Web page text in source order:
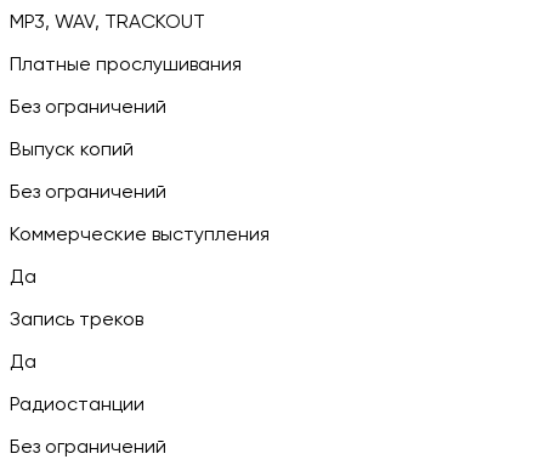
MP3, WAV, TRACKOUT
Платные прослушивания
Без ограничений
Выпуск копий
Без ограничений
Коммерческие выступления
Да
Запись треков
Да
Радиостанции
Без ограничений